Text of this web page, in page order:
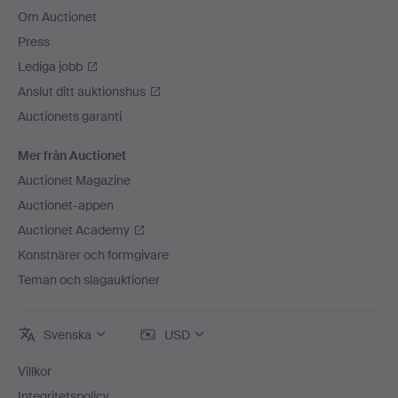
Om Auctionet
Press
Lediga jobb
Anslut ditt auktionshus
Auctionets garanti
Mer från Auctionet
Auctionet Magazine
Auctionet-appen
Auctionet Academy
Konstnärer och formgivare
Teman och slagauktioner
Svenska USD
Villkor